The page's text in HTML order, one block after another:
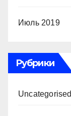
Июль 2019
Рубрики
Uncategorised